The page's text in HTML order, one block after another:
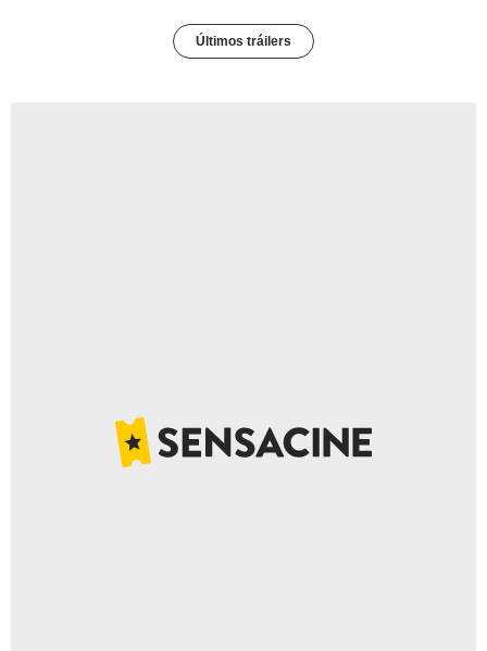
Últimos tráilers